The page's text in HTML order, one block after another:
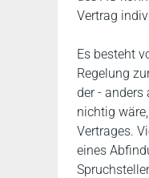
Vertrag
Es besteht
Regelung
der - anders
nichtig
Vertrages.
eines